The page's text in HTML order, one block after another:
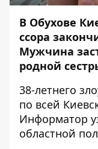
В Обухове
ссора
Мужчина
родной
38-летнего
по всей
Информатор
областной